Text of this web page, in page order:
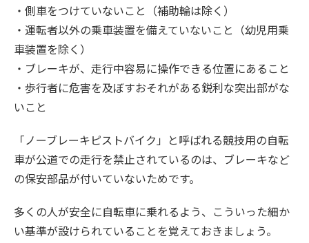
・側車をつけていないこと（補助輪は除く）
・運転者以外の乗車装置を備えていないこと（幼児用乗
車装置を除く）
・ブレーキが、走行中容易に操作できる位置にあること
・歩行者に危害を及ぼすおそれがある鋭利な突出部がな
いこと
「ノーブレーキピストバイク」と呼ばれる競技用の自転
車が公道での走行を禁止されているのは、ブレーキなど
の保安部品が付いていないためです。
多くの人が安全に自転車に乗れるよう、こういった細か
い基準が設けられていることを覚えておきましょう。